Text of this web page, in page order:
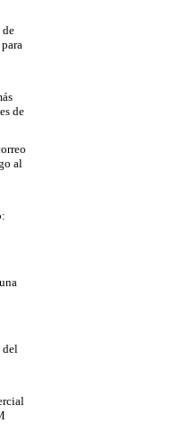
de
de
al
del